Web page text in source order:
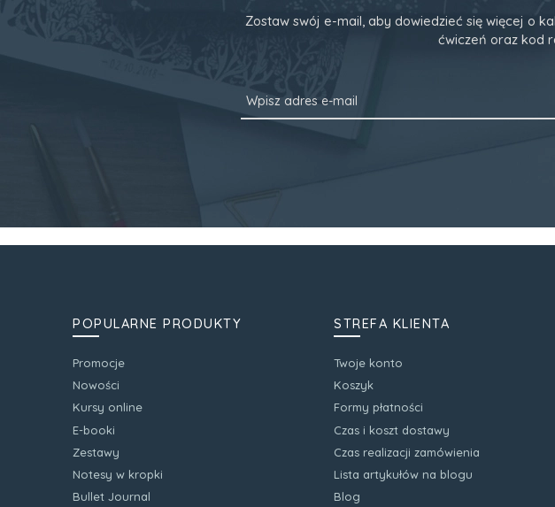
Zostaw swój e-mail, aby dowiedzieć się więcej o
ćwiczeń oraz kod
POPULARNE PRODUKTY
Promocje
Nowości
Kursy online
E-booki
Zestawy
Notesy w kropki
Bullet Journal
STREFA KLIENTA
Twoje konto
Koszyk
Formy płatności
Czas i koszt dostawy
Czas realizacji zamówienia
Lista artykułów na blogu
Blog